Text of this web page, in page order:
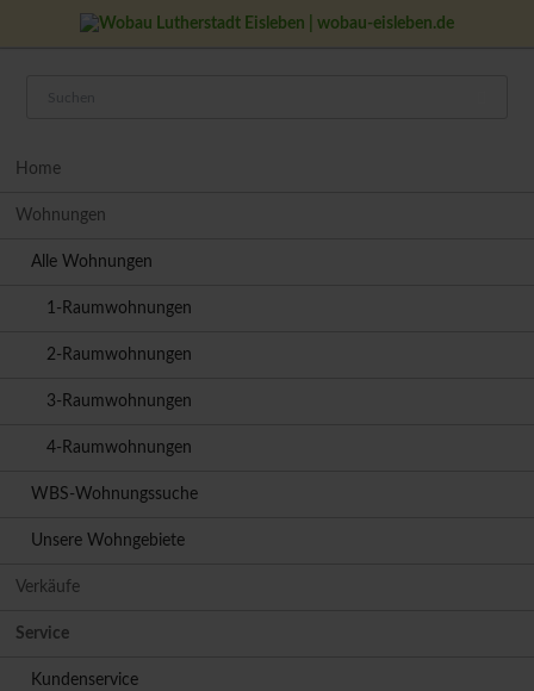
Home
Wohnungen
Alle Wohnungen
1-Raumwohnungen
2-Raumwohnungen
3-Raumwohnungen
4-Raumwohnungen
WBS-Wohnungssuche
Unsere Wohngebiete
Verkäufe
Service
Kundenservice